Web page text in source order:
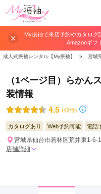
My振袖で来店予約やカタロ
Amazonギフ
成人式振袖レンタル【My振袖】 ＞ 宮城
（1ページ目）らかん
装情報
4.5 (42件)
カタログあり Web予約可能 電話
宮城県仙台市若林区荒井東1-6-
店舗詳細